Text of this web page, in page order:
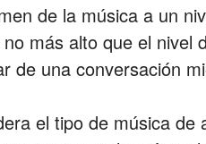
de la música a un
más alto que el nivel
de una conversación
el tipo de música